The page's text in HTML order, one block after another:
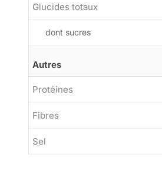
Glucides totaux
dont sucres
Autres
Protéines
Fibres
Sel